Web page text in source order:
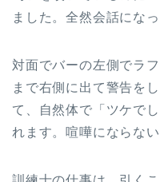
ました。全然会話にな
対面でバーの左側でラ
まで右側に出て警告を
て、自然体で「ツケで
れます。喧嘩にならな